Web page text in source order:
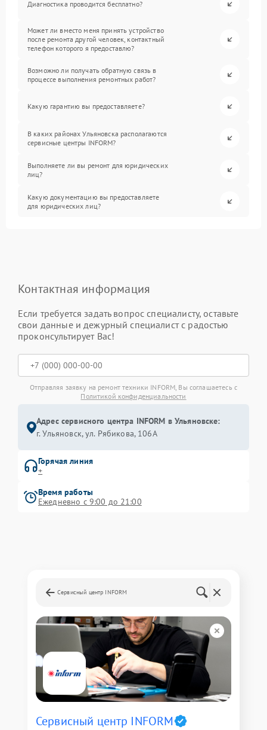
Диагностика проводится бесплатно?
Может ли вместо меня принять устройство
после ремонта другой человек, контактный
телефон которого я предоставлю?
Возможно ли получать обратную связь в
процессе выполнения ремонтных работ?
Какую гарантию вы предоставляете?
В каких районах Ульяновска располагаются
сервисные центры INFORM?
Выполняете ли вы ремонт для юридических
лиц?
Какую документацию вы предоставляете
для юридических лиц?
Контактная информация
Если требуется задать вопрос специалисту, оставьте
свои данные и дежурный специалист с радостью
проконсультирует Вас!
Отправляя заявку на ремонт техники INFORM, Вы соглашаетесь с
Политикой конфиденциальности
Адрес сервисного центра INFORM в Ульяновске:
г. Ульяновск, ул. Рябикова, 106А
Горячая линия
+
Время работы
Ежедневно с 9:00 до 21:00
Сервисный центр INFORM
Сервисный центр INFORM